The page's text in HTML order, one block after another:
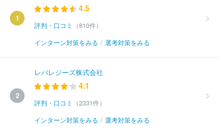
1
4.5
評判・口コミ
（810件）
インターン対策をみる / 選考対策をみる
2
レバレジーズ株式会社
4.1
評判・口コミ
（2331件）
インターン対策をみる / 選考対策をみる